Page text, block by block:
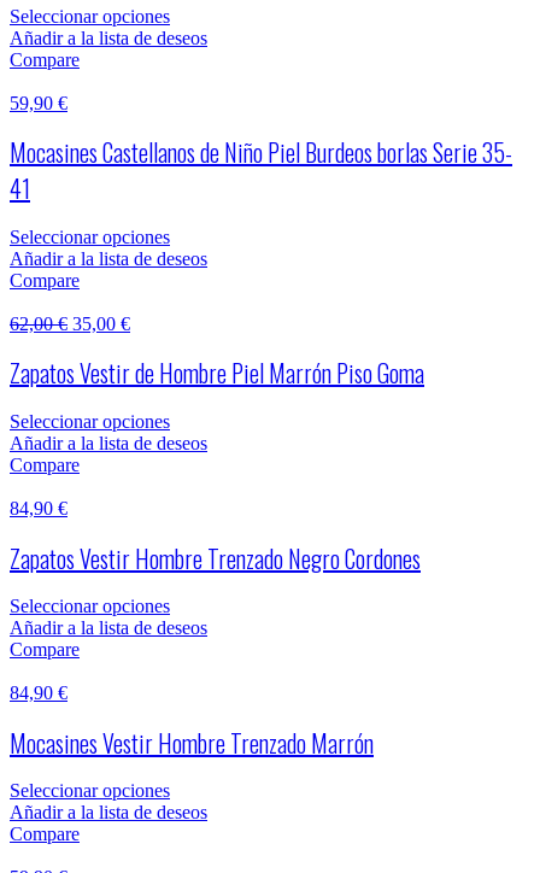
Seleccionar opciones
Añadir a la lista de deseos
Compare
59,90 €
Mocasines Castellanos de Niño Piel Burdeos borlas Serie 35-
41
Seleccionar opciones
Añadir a la lista de deseos
Compare
62,00€ 35,00 €
Zapatos Vestir de Hombre Piel Marrón Piso Goma
Seleccionar opciones
Añadir a la lista de deseos
Compare
84,90 €
Zapatos Vestir Hombre Trenzado Negro Cordones
Seleccionar opciones
Añadir a la lista de deseos
Compare
84,90 €
Mocasines Vestir Hombre Trenzado Marrón
Seleccionar opciones
Añadir a la lista de deseos
Compare